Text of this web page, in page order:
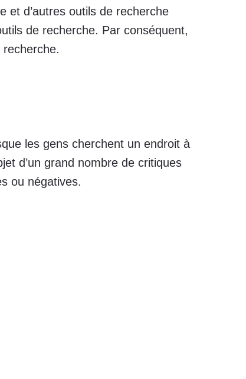
et d’autres outils de recherche
de recherche. Par conséquent,
les gens cherchent un endroit à
d’un grand nombre de critiques
ou négatives.